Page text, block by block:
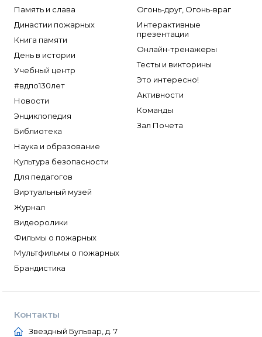
Память и слава
Династии пожарных
Книга памяти
День в истории
Учебный центр
#вдпо130лет
Новости
Энциклопедия
Библиотека
Наука и образование
Культура безопасности
Для педагогов
Виртуальный музей
Журнал
Видеоролики
Фильмы о пожарных
Мультфильмы о пожарных
Брандистика
Огонь-друг, Огонь-враг
Интерактивные
презентации
Онлайн-тренажеры
Тесты и викторины
Это интересно!
Активности
Команды
Зал Почета
Контакты
Звездный Бульвар, д. 7